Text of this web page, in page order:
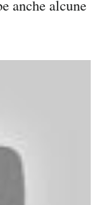
anche alcune